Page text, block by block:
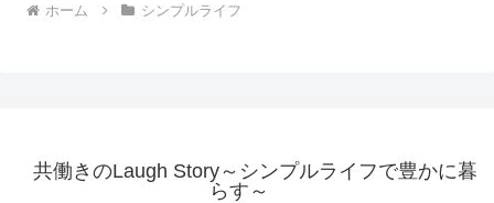
ホーム シンプルライフ
共働きのLaugh Story～シンプルライフで豊かに暮
らす～